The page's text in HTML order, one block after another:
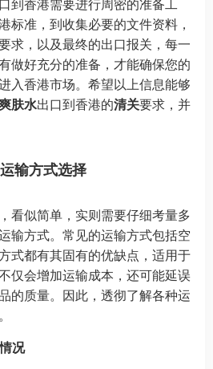
标准，到收集必要的文件资料，
求，以及最终的出口报关，每一
做好充分的准备，才能确保您的
入香港市场。希望以上信息能够
肤水出口到香港的清关要求，并
输方式选择
看似简单，实则需要仔细考量多
输方式。常见的运输方式包括空
式都有其固有的优缺点，适用于
仅会增加运输成本，还可能延误
的质量。因此，透彻了解各种运
况